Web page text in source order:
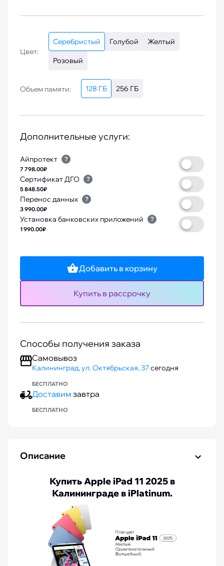
Цвет:
Серебристый Голубой Желтый
Розовый
Объем памяти: 128 ГБ 256 ГБ
Дополнительные услуги:
Айпротект ?
7 798.00₽
Сертификат ДГО ?
5 848.50₽
Перенос данных ?
3 990.00₽
Установка банковских приложений ?
1 990.00₽
Добавить в корзину
Купить в рассрочку
Способы получения заказа
Самовывоз
Калининград, ул. Октябрьская, 37сегодня
БЕСПЛАТНО
Доставим завтра
БЕСПЛАТНО
Описание
Купить Apple iPad 11 2025 в
Калининграде в iPlatinum.